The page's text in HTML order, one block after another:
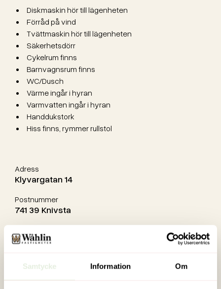
Samtycke Information Om
Diskmaskin hör till lägenheten
Förråd på vind
Tvättmaskin hör till lägenheten
Säkerhetsdörr
Cykelrum finns
Barnvagnsrum finns
WC/Dusch
Värme ingår i hyran
Varmvatten ingår i hyran
Handdukstork
Hiss finns, rymmer rullstol
Adress
Klyvargatan 14
Postnummer
741 39 Knivsta
2020
2026-06-04